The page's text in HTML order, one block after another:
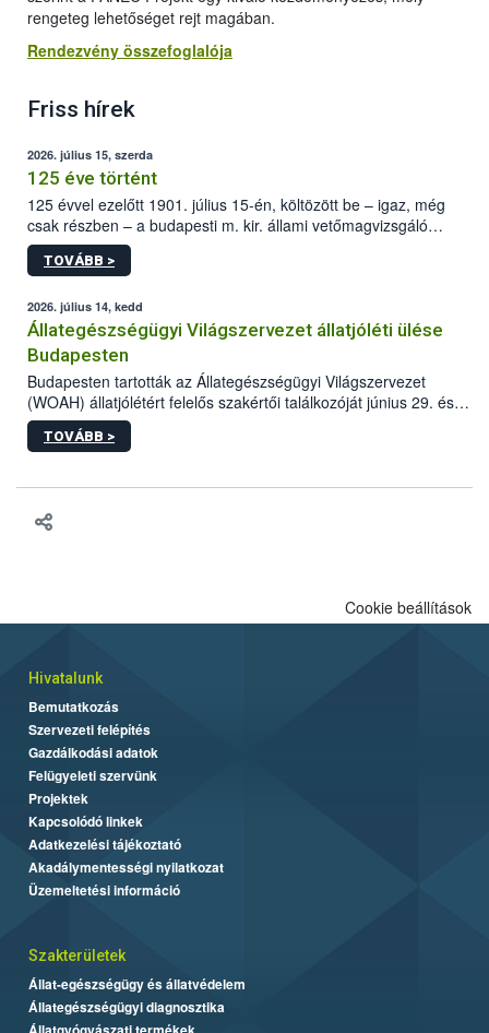
rengeteg lehetőséget rejt magában.
Rendezvény összefoglalója
Friss hírek
2026. július 15, szerda
125 éve történt
125 évvel ezelőtt 1901. július 15-én, költözött be – igaz, még
csak részben – a budapesti m. kir. állami vetőmagvizsgáló
állomás a Kis Rókus utca 15. szám alatti, Czigler Győző által
tervezett új épületébe.
TOVÁBB >
2026. július 14, kedd
Állategészségügyi Világszervezet állatjóléti ülése
Budapesten
Budapesten tartották az Állategészségügyi Világszervezet
(WOAH) állatjólétért felelős szakértői találkozóját június 29. és
július 2. között. Az Agrár- és Élelmiszergazdaságért Felelős
Minisztérium (AÉM) és a Nemzeti Élelmiszerlánc-biztonsági
gazdasági haszonállatok jólétének elősegítése volt az európai
meg tapasztalatait a gazdasági haszonállatok jólétének
TOVÁBB >
Cookie beállítások
Hivatalunk
Bemutatkozás
Szervezeti felépítés
Gazdálkodási adatok
Felügyeleti szervünk
Projektek
Kapcsolódó linkek
Adatkezelési tájékoztató
Akadálymentességi nyilatkozat
Üzemeltetési információ
Szakterületek
Állat-egészségügy és állatvédelem
Állategészségügyi diagnosztika